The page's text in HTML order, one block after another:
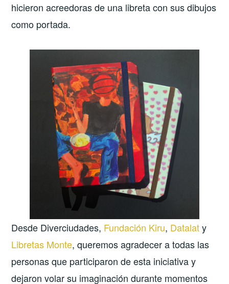
hicieron acreedoras de una libreta con sus dibujos
como portada.
Desde Diverciudades, Fundación Kiru, Datalaty
Libretas Monte, queremos agradecer a todas las
personas que participaron de esta iniciativa y
dejaron volar su imaginación durante momentos